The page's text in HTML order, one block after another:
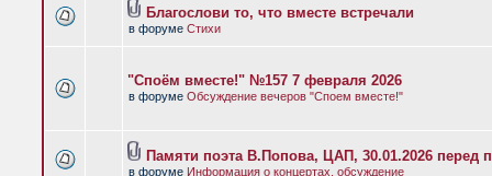
Благослови то, что вместе встречали
в форуме Стихи
"Споём вместе!" №157 7 февраля 2026
в форуме Обсуждение вечеров "Споем вместе!"
Памяти поэта В.Попова, ЦАП, 30.01.2026 перед
в форуме Информация о концертах, обсуждение